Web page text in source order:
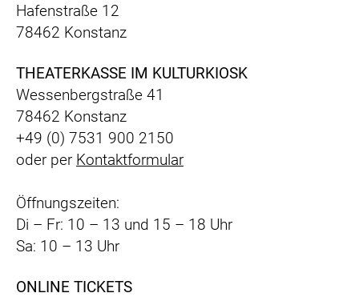
Hafenstraße 12
78462 Konstanz
THEATERKASSE IM KULTURKIOSK
Wessenbergstraße 41
78462 Konstanz
+49 (0) 7531 900 2150
oder per Kontaktformular
Öffnungszeiten:
Di – Fr: 10 – 13 und 15 – 18 Uhr
Sa: 10 – 13 Uhr
ONLINE TICKETS